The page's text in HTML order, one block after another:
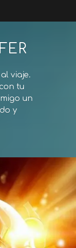
viaje.
tu
un
y